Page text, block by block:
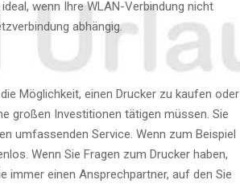
wenn Ihre WLAN-Verbindung nicht
abhängig.
Möglichkeit, einen Drucker zu kaufen oder
großen Investitionen tätigen müssen. Sie
umfassenden Service. Wenn zum Beispiel
Wenn Sie Fragen zum Drucker haben,
immer einen Ansprechpartner, auf den Sie